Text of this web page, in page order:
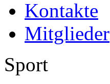
Kontakte
Mitglieder
Sport